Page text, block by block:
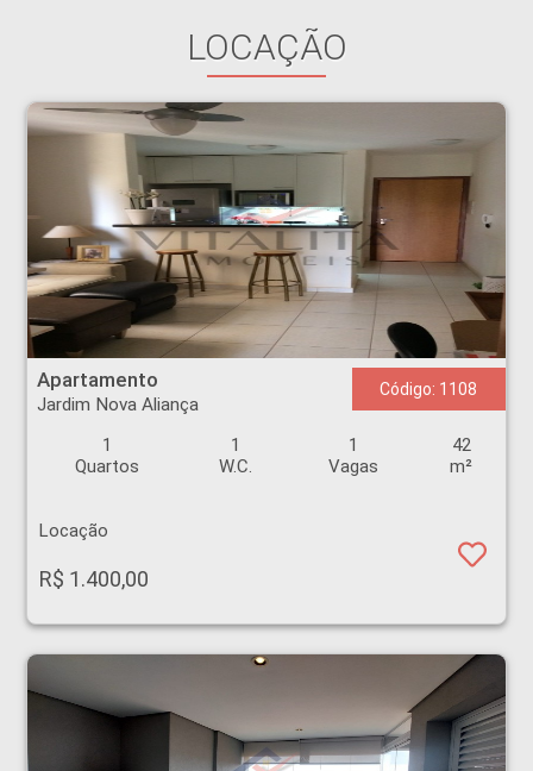
LOCAÇÃO
Apartamento - Jardim Nova Aliança - Ribeirão Preto
Apartamento
Jardim Nova Aliança
Código: 1108
1
Quartos
1
W.C.
1
Vagas
42
m²
Locação
R$ 1.400,00